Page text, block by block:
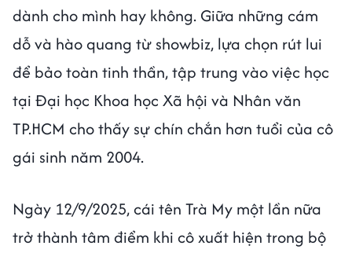
dành cho mình hay không. Giữa những cám
dỗ và hào quang từ showbiz, lựa chọn rút lui
để bảo toàn tinh thần, tập trung vào việc học
tại Đại học Khoa học Xã hội và Nhân văn
TP.HCM cho thấy sự chín chắn hơn tuổi của cô
gái sinh năm 2004.
Ngày 12/9/2025, cái tên Trà My một lần nữa
trở thành tâm điểm khi cô xuất hiện trong bộ